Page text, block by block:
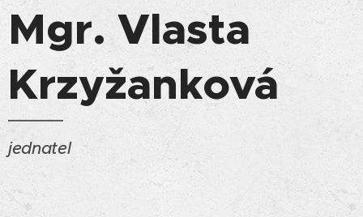
Mgr. Vlasta
Krzyžanková
jednatel